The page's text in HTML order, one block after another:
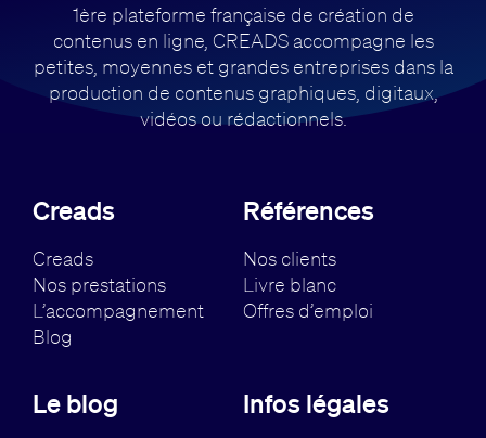
1ère plateforme française de création de
contenus en ligne, CREADS accompagne les
petites, moyennes et grandes entreprises dans la
production de contenus graphiques, digitaux,
vidéos ou rédactionnels.
Creads
Creads
Nos prestations
L’accompagnement
Blog
Références
Nos clients
Livre blanc
Offres d’emploi
Le blog Infos légales